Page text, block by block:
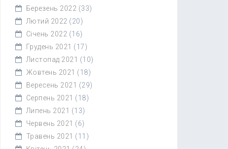
Березень 2022 (33)
Лютий 2022 (20)
Січень 2022 (16)
Грудень 2021 (17)
Листопад 2021 (10)
Жовтень 2021 (18)
Вересень 2021 (29)
Серпень 2021 (18)
Липень 2021 (13)
Червень 2021 (6)
Травень 2021 (11)